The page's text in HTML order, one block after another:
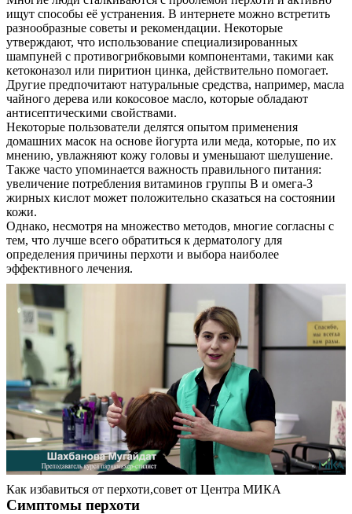
О нас
Услуги
Акции
Отзывы
Статьи
Контакты
ищут способы её устранения. В интернете можно встретить
разнообразные советы и рекомендации. Некоторые
утверждают, что использование специализированных
шампуней с противогрибковыми компонентами, такими как
кетоконазол или пиритион цинка, действительно помогает.
Другие предпочитают натуральные средства, например, масла
чайного дерева или кокосовое масло, которые обладают
антисептическими свойствами.
Некоторые пользователи делятся опытом применения
домашних масок на основе йогурта или меда, которые, по их
мнению, увлажняют кожу головы и уменьшают шелушение.
Также часто упоминается важность правильного питания:
увеличение потребления витаминов группы B и омега-3
жирных кислот может положительно сказаться на состоянии
кожи.
Однако, несмотря на множество методов, многие согласны с
тем, что лучше всего обратиться к дерматологу для
определения причины перхоти и выбора наиболее
эффективного лечения.
Как избавиться от перхоти,совет от Центра МИКА
Симптомы перхоти